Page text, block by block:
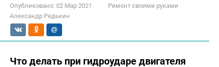
Опубликовано: 02 Мар 2021
Ремонт своими руками
Александр Редькин
Что делать при гидроударе двигателя